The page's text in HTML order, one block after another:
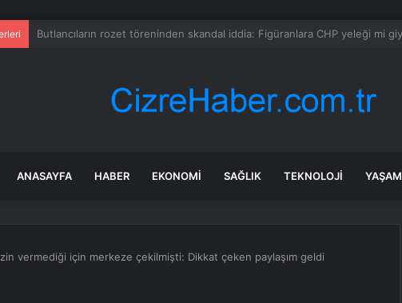
Uçakta dehşet anları: Kapağı açtıklarında gördüklerine inanamadılar
ANASAYFA HABER EKONOMI SAĞLIK TEKNOLOJI YAŞAM
vermediği için merkeze çekilmişti: Dikkat çeken paylaşım geldi